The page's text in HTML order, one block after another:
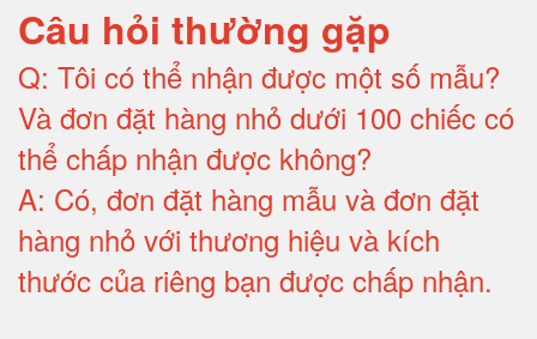
Câu hỏi thường gặp
Q: Tôi có thể nhận được một số mẫu?
Và đơn đặt hàng nhỏ dưới 100 chiếc có
thể chấp nhận được không?
A: Có, đơn đặt hàng mẫu và đơn đặt
hàng nhỏ với thương hiệu và kích
thước của riêng bạn được chấp nhận.